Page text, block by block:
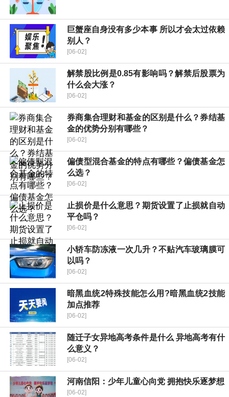
巨蟹座自身没有多少本事 所以才会太过依赖
别人？
[06-02]
解禁股比例是0.85有影响吗？解禁后股票为
什么会大涨？
[06-02]
券商集合理财和基金的区别是什么？券结基
金的优势分别有哪些？
[06-02]
偏债型混合基金的特点有哪些？偏债基金怎
么选？
[06-02]
止损价是什么意思？期货设置了止损就自动
平仓吗？
[06-02]
小轿车防冻液一次几升？不贴汽车玻璃膜可
以吗？
[06-02]
暗黑血统2特殊技能怎么用?暗黑血统2技能
加点推荐
[06-02]
随迁子女异地高考条件是什么 异地高考有什
么意义？
[06-02]
河南信阳：少年儿童心向党 拥抱快乐逐梦想
[06-02]